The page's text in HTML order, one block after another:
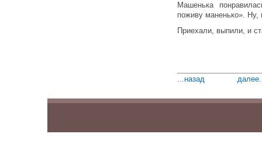
Машенька
поживу маненько». Ну,
Приехали, выпили, и
...назад далее